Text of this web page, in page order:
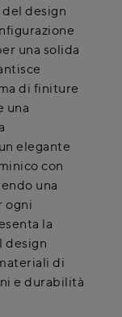
design
una solida
di finiture
una
elegante
con
una
ogni
la
design
di
e durabilità